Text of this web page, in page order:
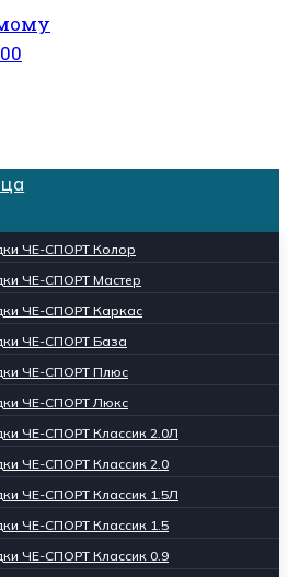
ЧЕ-СПОРТ Колор
ЧЕ-СПОРТ Мастер
ЧЕ-СПОРТ Каркас
ЧЕ-СПОРТ База
ЧЕ-СПОРТ Плюс
ЧЕ-СПОРТ Люкс
ЧЕ-СПОРТ Классик 2.0Л
ЧЕ-СПОРТ Классик 2.0
ЧЕ-СПОРТ Классик 1.5Л
ЧЕ-СПОРТ Классик 1.5
ЧЕ-СПОРТ Классик 0.9